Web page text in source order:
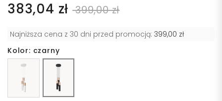
383,04 zł 399,00 zł
Najniższa cena z 30 dni przed promocją: 399,00 zł
Kolor: czarny